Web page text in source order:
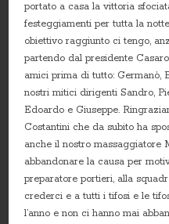
portato a casa la vittoria
festeggiamenti per tutta la
obiettivo raggiunto ci tengo,
partendo dal presidente
amici prima di tutto: Germanò,
nostri mitici dirigenti Sandro,
Edoardo e Giuseppe.
Costantini che da subito ha
anche il nostro massaggiatore
abbandonare la causa per
preparatore portieri, alla
crederci e a tutti i tifosi e le
l’anno e non ci hanno mai